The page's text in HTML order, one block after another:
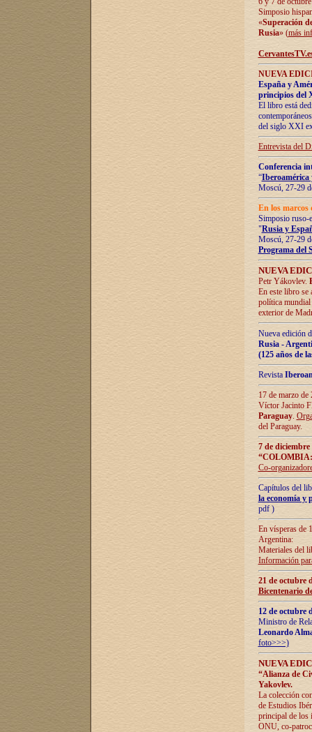
Simposio
«Superación
Rusia» (más
NUEVA
España y
principios del
El libro está
del siglo XXI
Entrevista del
Conferencia
“Iberoamérica
Moscú, 27-29
En los marcos
Simposio ruso-
"Rusia y
Moscú, 27-29
Programa del
NUEVA
Petr Yákovlev.
En este libro se
política mundial
exterior de
Nueva edición
Rusia -
(125 años de
Revista
17 de marzo
Víctor Jacinto
Paraguay.
del Paraguay.
7 de
Co-
Capítulos del
la economía y
pdf )
En vísperas de
Argentina:
Materiales del
Información
21 de octubre
Bicentenario
12 de octubre
Ministro de
Leonardo
foto>>>)
NUEVA
“Alianza de
Yakovlev.
La colección
de Estudios
principal de los
ONU, co-